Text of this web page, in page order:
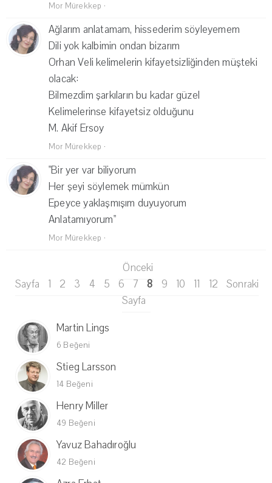
Mor Mürekkep ·
Ağlarım anlatamam, hissederim söyleyemem
Dili yok kalbimin ondan bizarım
Orhan Veli kelimelerin kifayetsizliğinden müşteki
olacak:
Bilmezdim şarkıların bu kadar güzel
Kelimelerinse kifayetsiz olduğunu
M. Akif Ersoy
Mor Mürekkep ·
"Bir yer var biliyorum
Her şeyi söylemek mümkün
Epeyce yaklaşmışım duyuyorum
Anlatamıyorum"
Mor Mürekkep ·
Önceki
Sayfa
1 2 3 4 5 6 7 8 9 10 11 12
Sonraki
Sayfa
Martin Lings
6 Beğeni
Stieg Larsson
14 Beğeni
Henry Miller
49 Beğeni
Yavuz Bahadıroğlu
42 Beğeni